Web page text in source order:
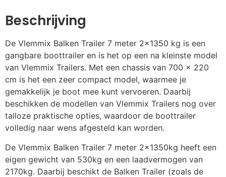
kielrollen
€ 90,75
Kielrol kantelsysteem €72,60
Lichtmetalen velg 14inch €90,75
Overdekslot tasmodel €42,35
Beschrijving
De Vlemmix Balken Trailer 7 meter 2×1350 kg is een
gangbare boottrailer en is het op een na kleinste model
van Vlemmix Trailers. Met een chassis van 700 x 220
cm is het een zeer compact model, waarmee je
gemakkelijk je boot mee kunt vervoeren. Daarbij
beschikken de modellen van Vlemmix Trailers nog over
talloze praktische opties, waardoor de boottrailer
volledig naar wens afgesteld kan worden.
De Vlemmix Balken Trailer 7 meter 2x1350kg heeft een
eigen gewicht van 530kg en een laadvermogen van
2170kg. Daarbij beschikt de Balken Trailer (zoals de